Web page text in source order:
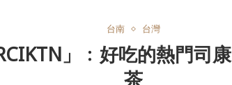
台南 台灣
」﹕好吃的熱門司
茶